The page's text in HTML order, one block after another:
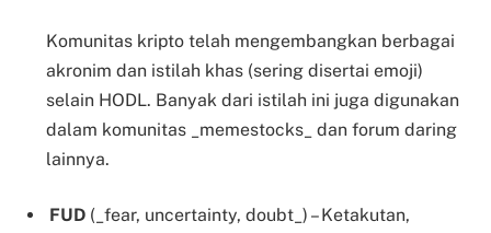
Komunitas kripto telah mengembangkan berbagai
akronim dan istilah khas (sering disertai emoji)
selain HODL. Banyak dari istilah ini juga digunakan
dalam komunitas _memestocks_ dan forum daring
lainnya.
FUD (_fear, uncertainty, doubt_) – Ketakutan,